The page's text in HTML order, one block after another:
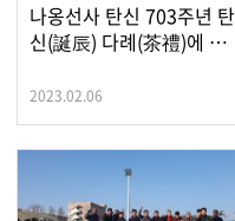
나옹선사 탄신 703주년 탄
신(誕辰) 다례(茶禮)에 …
2023.02.06